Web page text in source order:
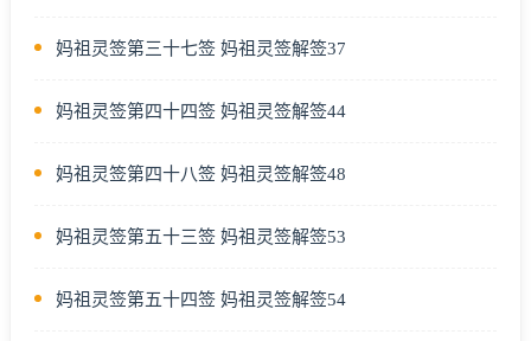
妈祖灵签第三十七签 妈祖灵签解签37
妈祖灵签第四十四签 妈祖灵签解签44
妈祖灵签第四十八签 妈祖灵签解签48
妈祖灵签第五十三签 妈祖灵签解签53
妈祖灵签第五十四签 妈祖灵签解签54